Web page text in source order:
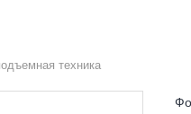
техника